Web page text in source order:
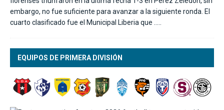
embargo, no fue suficiente para avanzar a la siguiente ronda. El
cuarto clasificado fue el Municipal Liberia que
EQUIPOS DE PRIMERA DIVISIÓN